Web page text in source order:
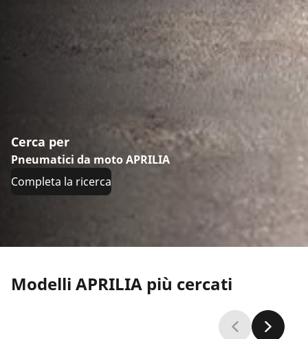
Cerca per
Pneumatici da moto APRILIA
Completa la ricerca
Modelli APRILIA più cercati